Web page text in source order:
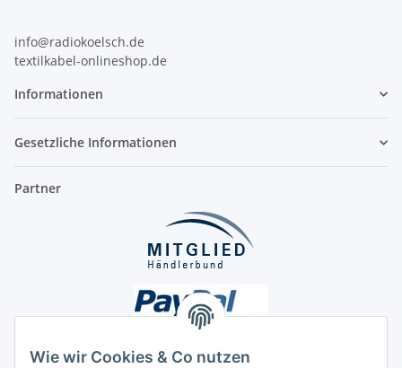
Wie wir Cookies & Co nutzen
info@radiokoelsch.de
textilkabel-onlineshop.de
Informationen
Gesetzliche Informationen
Partner